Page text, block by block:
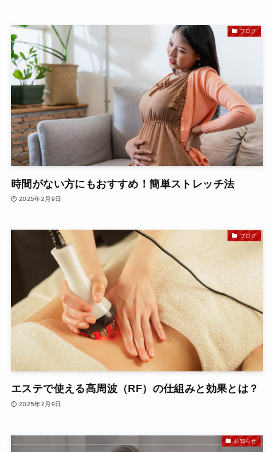
ブログ
時間がない方にもおすすめ！簡単ストレッチ法
2025年2月9日
ブログ
エステで使える高周波（RF）の仕組みと効果とは？
2025年2月9日
お知らせ